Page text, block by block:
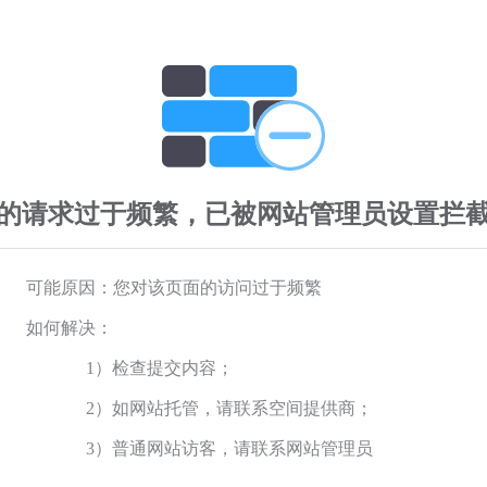
请求过于频繁，已被网站管理员设置拦
可能原因：您对该页面的访问过于频繁
如何解决：
1）检查提交内容；
2）如网站托管，请联系空间提供商；
3）普通网站访客，请联系网站管理员